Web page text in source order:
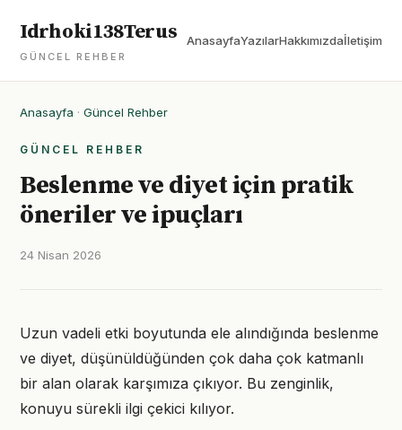
Idrhoki138Terus
GÜNCEL REHBER
AnasayfaYazılarHakkımızdaİletişim
Anasayfa · Güncel Rehber
GÜNCEL REHBER
Beslenme ve diyet için pratik
öneriler ve ipuçları
24 Nisan 2026
Uzun vadeli etki boyutunda ele alındığında beslenme
ve diyet, düşünüldüğünden çok daha çok katmanlı
bir alan olarak karşımıza çıkıyor. Bu zenginlik,
konuyu sürekli ilgi çekici kılıyor.